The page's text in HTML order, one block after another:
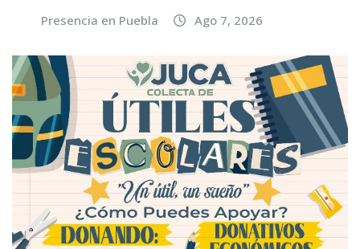
Presencia en Puebla Ago 7, 2026